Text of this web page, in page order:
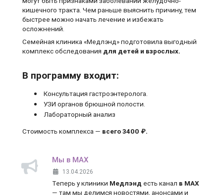
кишечного тракта. Чем раньше выяснить причину, тем
быстрее можно начать лечение и избежать
осложнений.
Семейная клиника «Медлэнд» подготовила выгодный
комплекс обследования для детей и взрослых.
В программу входит:
Консультация гастроэнтеролога.
УЗИ органов брюшной полости.
Лабораторный анализ
Стоимость комплекса — всего 3400 ₽.
Мы в MAX
13.04.2026
Теперь у клиники Медлэнд есть канал в MAX
— там мы делимся новостями, анонсами и